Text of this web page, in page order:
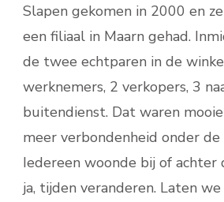
Slapen gekomen in 2000 en
een filiaal in Maarn gehad.
de twee echtparen in de
werknemers, 2 verkopers, 3
buitendienst. Dat waren
meer verbondenheid onder
Iedereen woonde bij of achter
ja, tijden veranderen. Laten